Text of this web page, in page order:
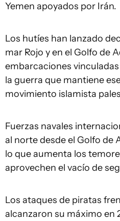
Yemen apoyados por Irán.
Los hutíes han lanzado
mar Rojo y en el Golfo de
embarcaciones
la guerra que mantiene
movimiento islamista
Fuerzas navales
al norte desde el Golfo de
lo que aumenta los
aprovechen el vacío de
Los ataques de piratas
alcanzaron su máximo en